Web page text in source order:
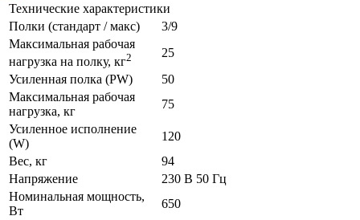
Технические характеристики
Полки (стандарт / макс)
3/9
Максимальная рабочая
нагрузка на полку, кг2
25
Усиленная полка (PW)
50
Максимальная рабочая
нагрузка, кг
75
Усиленное исполнение
(W)
120
Вес, кг
94
Напряжение
230 В 50 Гц
Номинальная мощность,
Вт
650